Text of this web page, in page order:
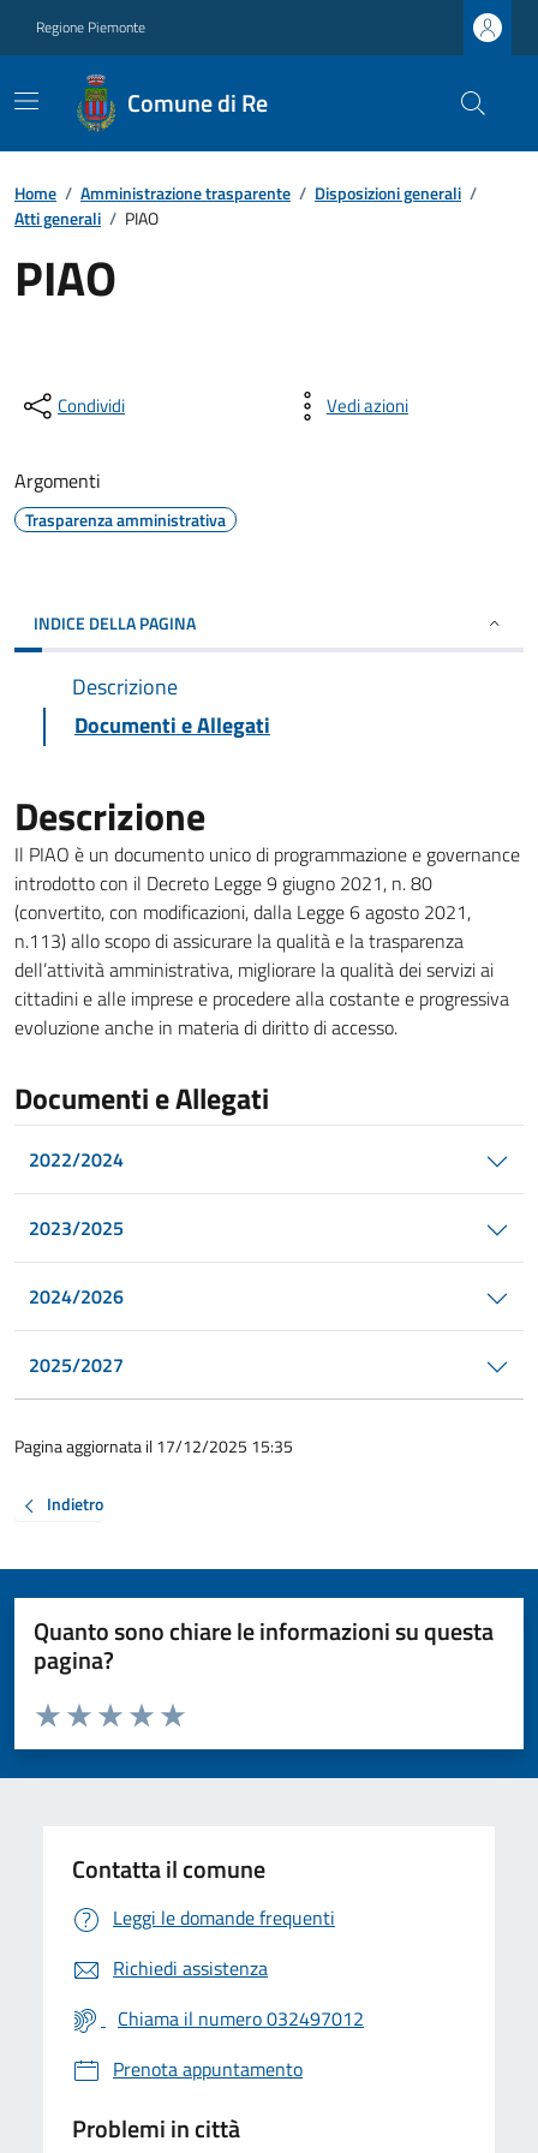
Regione Piemonte
Comune di Re
Home / Amministrazione trasparente / Disposizioni generali /
Atti generali / PIAO
PIAO
Condividi Vedi azioni
Argomenti
Trasparenza amministrativa
INDICE DELLA PAGINA
Descrizione
Documenti e Allegati
Descrizione
Il PIAO è un documento unico di programmazione e governance
introdotto con il Decreto Legge 9 giugno 2021, n. 80
(convertito, con modificazioni, dalla Legge 6 agosto 2021,
n.113) allo scopo di assicurare la qualità e la trasparenza
dell’attività amministrativa, migliorare la qualità dei servizi ai
cittadini e alle imprese e procedere alla costante e progressiva
evoluzione anche in materia di diritto di accesso.
Documenti e Allegati
2022/2024
2023/2025
2024/2026
2025/2027
Pagina aggiornata il 17/12/2025 15:35
Indietro
Quanto sono chiare le informazioni su questa
pagina?
Valuta da 1 a 5 stelle la pagina
Valuta 5 stelle su 5
Valuta 4 stelle su 5
Valuta 3 stelle su 5
Valuta 2 stelle su 5
Valuta 1 stelle su 5
Contatta il comune
Leggi le domande frequenti
Richiedi assistenza
Chiama il numero 032497012
Prenota appuntamento
Problemi in città